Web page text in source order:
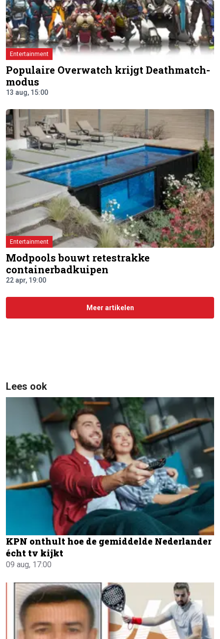
Entertainment
Populaire Overwatch krijgt Deathmatch-
modus
13 aug, 15:00
Entertainment
Modpools bouwt retestrakke
containerbadkuipen
22 apr, 19:00
Meer artikelen
Lees ook
KPN onthult hoe de gemiddelde Nederlander
écht tv kijkt
09 aug, 17:00